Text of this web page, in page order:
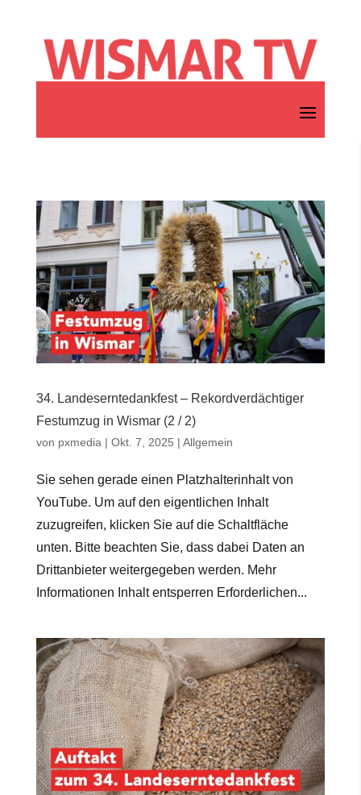
34. Landeserntedankfest – Rekordverdächtiger
Festumzug in Wismar (2 / 2)
von pxmedia | Okt. 7, 2025 | Allgemein
Sie sehen gerade einen Platzhalterinhalt von
YouTube. Um auf den eigentlichen Inhalt
zuzugreifen, klicken Sie auf die Schaltfläche
unten. Bitte beachten Sie, dass dabei Daten an
Drittanbieter weitergegeben werden. Mehr
Informationen Inhalt entsperren Erforderlichen...